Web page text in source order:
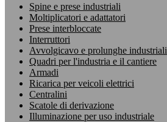
Spine e prese industriali
Moltiplicatori e adattatori
Prese interbloccate
Interruttori
Avvolgicavo e prolunghe industriali
Quadri per l'industria e il cantiere
Armadi
Ricarica per veicoli elettrici
Centralini
Scatole di derivazione
Illuminazione per uso industriale